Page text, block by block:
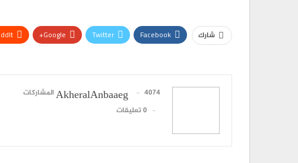
شارك Facebook
Twitter
Google+
AkheralAnbaaeg
4074 المشاركات
0 تعليقات